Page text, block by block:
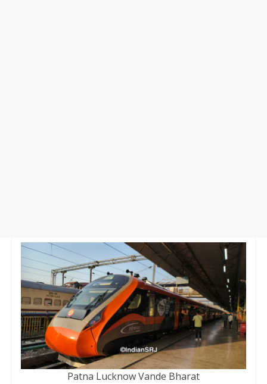
Patna Lucknow Vande Bharat